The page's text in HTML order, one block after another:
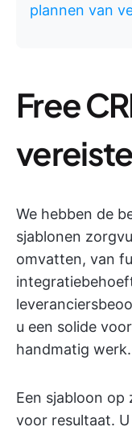
plannen van
Free
We hebben de
sjablonen
omvatten, van
u een solide
handmatig werk.
Een sjabloon op
voor resultaat.